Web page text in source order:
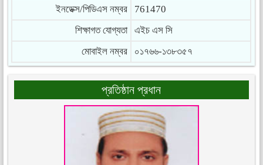
ইনডেক্স/পিডিএস নম্বর
761470
শিক্ষাগত যোগ্যতা
এইচ এস সি
মোবাইল নম্বর
০১৭৬৬-১৩৮৩৫৭
প্রতিষ্ঠান প্রধান